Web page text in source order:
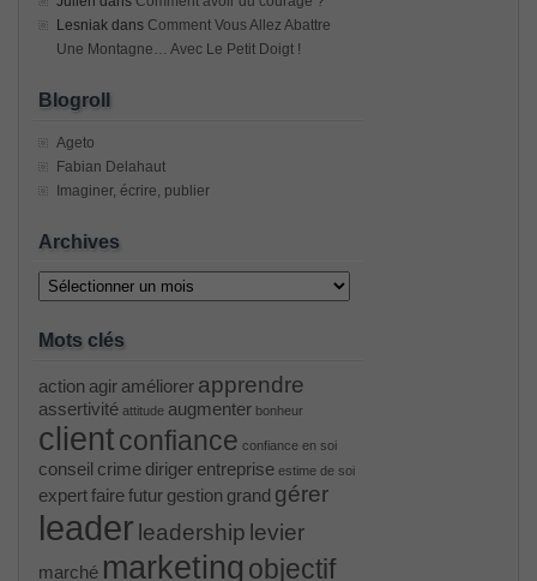
Lesniak dans Comment Vous Allez Abattre
Une Montagne… Avec Le Petit Doigt !
Blogroll
Ageto
Fabian Delahaut
Imaginer, écrire, publier
Archives
Archives
Mots clés
action agir améliorer apprendre
assertivité attitude augmenter bonheur
client confiance confiance en soi
conseil crime diriger entreprise estime de soi
expertfairefutur gestion grand gérer
leader leadership levier
marché marketing objectif